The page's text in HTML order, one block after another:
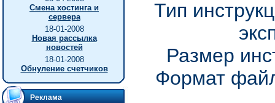
Смена хостинга и
сервера
18-01-2008
Новая рассылка
новостей
18-01-2008
Обнуление счетчиков
Реклама
Тип
Размер
Формат